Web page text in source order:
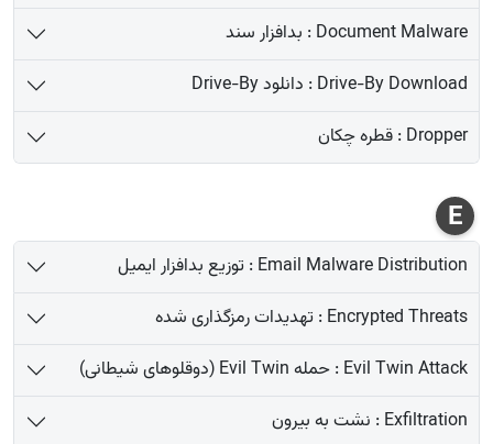
Document Malware : بدافزار سند
Drive-By Download : دانلود Drive-By
Dropper : قطره چکان
E
Email Malware Distribution : توزیع بدافزار ایمیل
Encrypted Threats : تهدیدات رمزگذاری شده
Evil Twin Attack : حمله Evil Twin (دوقلوهای شیطانی)
Exfiltration : نشت به بیرون